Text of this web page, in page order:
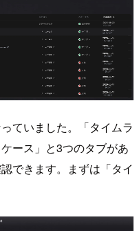
ていました。「タイムラ
ース」と3つのタブがあ
できます。まずは「タイ